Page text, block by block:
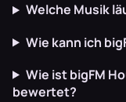
Welche Musik
Wie kann ich
Wie ist bigFM
bewertet?